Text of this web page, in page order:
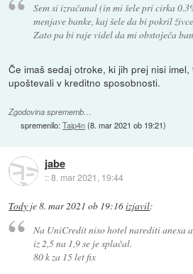
Sem si izračunal (in mi šele pri cirka
menjave banke, kaj šele da bi pokril
Zato pa bi raje videl da mi obstoječa
Če imaš sedaj otroke, ki jih prej nisi
upoštevali v kreditno sposobnosti.
Zgodovina sprememb…
spremenilo:Taip4n(8. mar 2021 ob 19:21)
jabe
::8. mar 2021, 19:44
Tody je8. mar 2021 ob 19:16izjavil:
Na UniCredit niso hotel narediti anexa
iz 2,5 na 1,9 se je splačal.
80 k za 15 let fix